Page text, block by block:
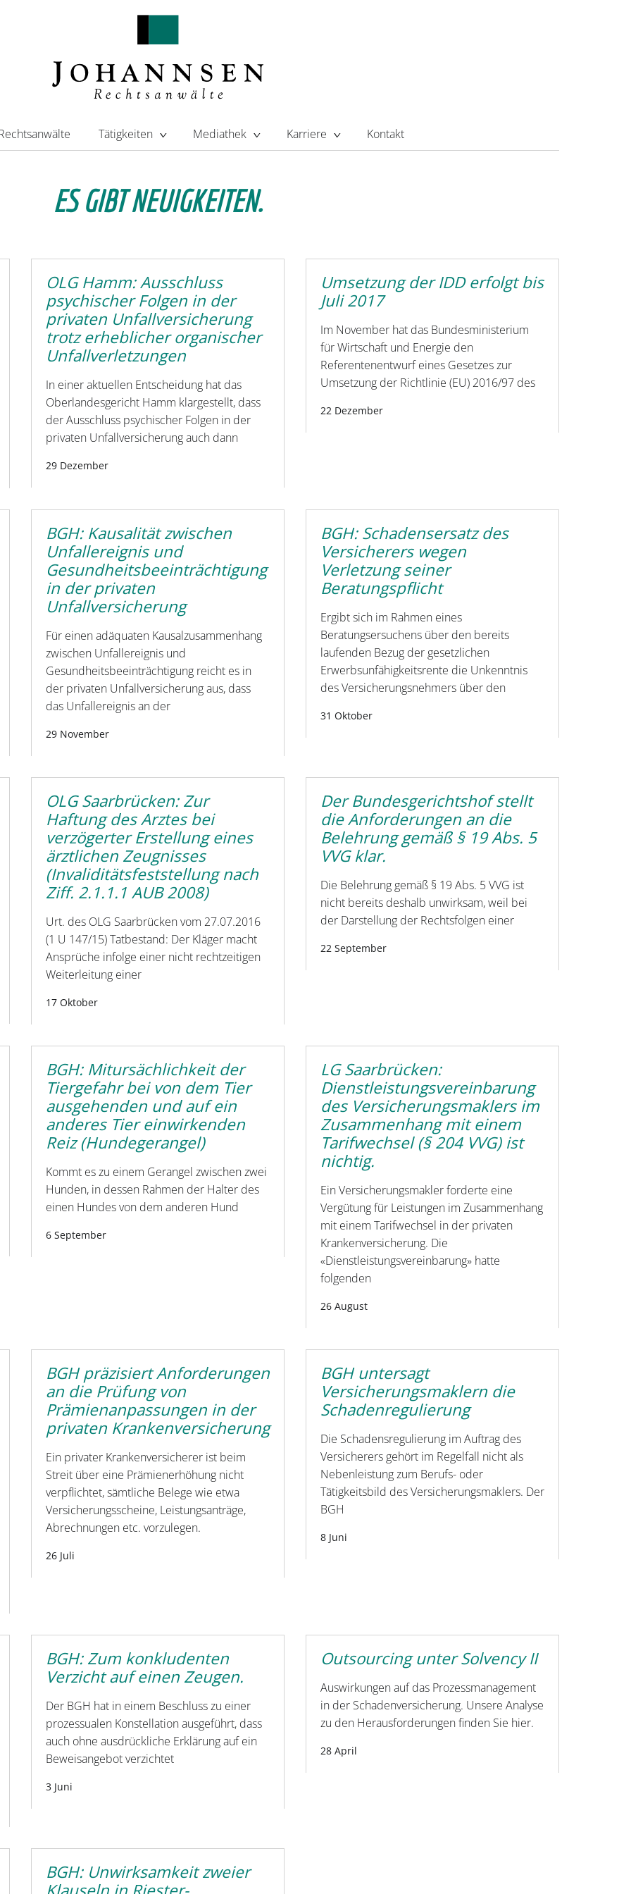
Tätigkeiten Mediathek Karriere Kontakt
ES GIBT NEUIGKEITEN.
OLG Hamm: Ausschluss
psychischer Folgen in der
privaten Unfallversicherung
trotz erheblicher organischer
Unfallverletzungen
In einer aktuellen Entscheidung hat das
Oberlandesgericht Hamm klargestellt, dass
der Ausschluss psychischer Folgen in der
privaten Unfallversicherung auch dann
29 Dezember
Umsetzung der IDD erfolgt bis
Juli 2017
Im November hat das Bundesministerium
für Wirtschaft und Energie den
Referentenentwurf eines Gesetzes zur
Umsetzung der Richtlinie (EU) 2016/97 des
22 Dezember
BGH: Kausalität zwischen
Unfallereignis und
Gesundheitsbeeinträchtigung
in der privaten
Unfallversicherung
Für einen adäquaten Kausalzusammenhang
zwischen Unfallereignis und
Gesundheitsbeeinträchtigung reicht es in
der privaten Unfallversicherung aus, dass
das Unfallereignis an der
29 November
BGH: Schadensersatz des
Versicherers wegen
Verletzung seiner
Beratungspflicht
Ergibt sich im Rahmen eines
Beratungsersuchens über den bereits
laufenden Bezug der gesetzlichen
Erwerbsunfähigkeitsrente die Unkenntnis
des Versicherungsnehmers über den
31 Oktober
OLG Saarbrücken: Zur
Haftung des Arztes bei
verzögerter Erstellung eines
ärztlichen Zeugnisses
(Invaliditätsfeststellung nach
Ziff. 2.1.1.1 AUB 2008)
Urt. des OLG Saarbrücken vom 27.07.2016
(1 U 147/15) Tatbestand: Der Kläger macht
Ansprüche infolge einer nicht rechtzeitigen
Weiterleitung einer
17 Oktober
Der Bundesgerichtshof stellt
die Anforderungen an die
Belehrung gemäß § 19 Abs. 5
VVG klar.
Die Belehrung gemäß § 19 Abs. 5 VVG ist
nicht bereits deshalb unwirksam, weil bei
der Darstellung der Rechtsfolgen einer
22 September
BGH: Mitursächlichkeit der
Tiergefahr bei von dem Tier
ausgehenden und auf ein
anderes Tier einwirkenden
Reiz (Hundegerangel)
Kommt es zu einem Gerangel zwischen zwei
Hunden, in dessen Rahmen der Halter des
einen Hundes von dem anderen Hund
6 September
LG Saarbrücken:
Dienstleistungsvereinbarung
des Versicherungsmaklers im
Zusammenhang mit einem
Tarifwechsel (§ 204 VVG) ist
nichtig.
Ein Versicherungsmakler forderte eine
Vergütung für Leistungen im Zusammenhang
mit einem Tarifwechsel in der privaten
Krankenversicherung. Die
«Dienstleistungsvereinbarung» hatte
folgenden
26 August
BGH präzisiert Anforderungen
an die Prüfung von
Prämienanpassungen in der
privaten Krankenversicherung
Ein privater Krankenversicherer ist beim
Streit über eine Prämienerhöhung nicht
verpflichtet, sämtliche Belege wie etwa
Versicherungsscheine, Leistungsanträge,
Abrechnungen etc. vorzulegen.
26 Juli
BGH untersagt
Versicherungsmaklern die
Schadenregulierung
Die Schadensregulierung im Auftrag des
Versicherers gehört im Regelfall nicht als
Nebenleistung zum Berufs- oder
Tätigkeitsbild des Versicherungsmaklers. Der
BGH
8 Juni
BGH: Zum konkludenten
Verzicht auf einen Zeugen.
Der BGH hat in einem Beschluss zu einer
prozessualen Konstellation ausgeführt, dass
auch ohne ausdrückliche Erklärung auf ein
Beweisangebot verzichtet
3 Juni
Outsourcing unter Solvency II
Auswirkungen auf das Prozessmanagement
in der Schadenversicherung. Unsere Analyse
zu den Herausforderungen finden Sie hier.
28 April
BGH: Unwirksamkeit zweier